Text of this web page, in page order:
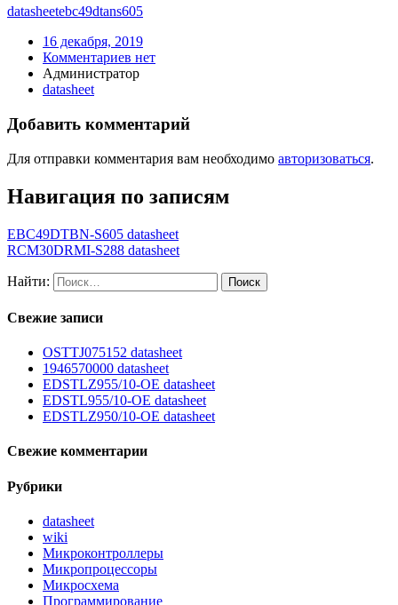
datasheetebc49dtans605
16 декабря, 2019
Комментариев нет
Администратор
datasheet
Добавить комментарий
Для отправки комментария вам необходимо авторизоваться.
Навигация по записям
EBC49DTBN-S605 datasheet
RCM30DRMI-S288 datasheet
Найти:
Свежие записи
OSTTJ075152 datasheet
1946570000 datasheet
EDSTLZ955/10-OE datasheet
EDSTL955/10-OE datasheet
EDSTLZ950/10-OE datasheet
Свежие комментарии
Рубрики
datasheet
wiki
Микроконтроллеры
Микропроцессоры
Микросхема
Программирование